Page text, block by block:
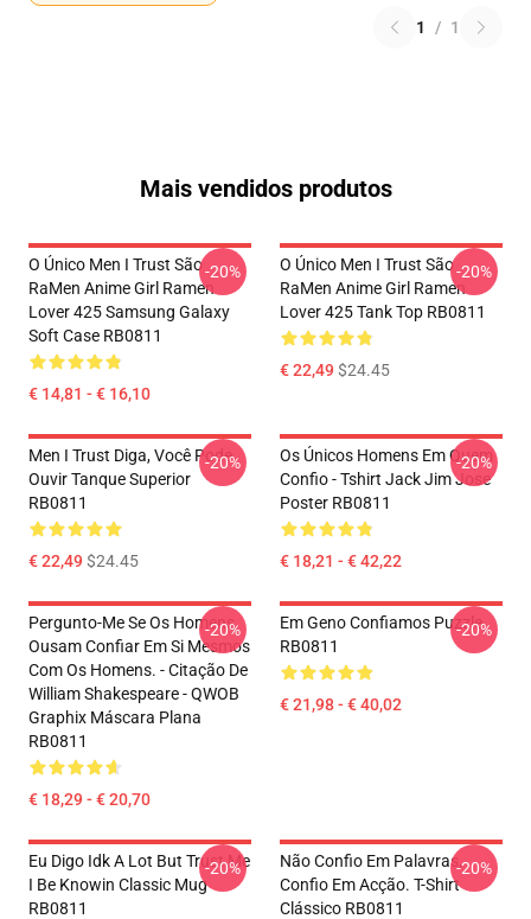
1 / 1
Mais vendidos produtos
O Único Men I Trust São
RaMen Anime Girl Ramen
Lover 425 Samsung Galaxy
Soft Case RB0811
€ 14,81 - € 16,10
-20%
O Único Men I Trust São
RaMen Anime Girl Ramen
Lover 425 Tank Top RB0811
€ 22,49$24.45
-20%
Men I Trust Diga, Você Pode
Ouvir Tanque Superior
RB0811
€ 22,49$24.45
-20%
Os Únicos Homens Em Quem
Confio - Tshirt Jack Jim Jose
Poster RB0811
€ 18,21 - € 42,22
-20%
Pergunto-Me Se Os Homens
Ousam Confiar Em Si Mesmos
Com Os Homens. - Citação De
William Shakespeare - QWOB
Graphix Máscara Plana
RB0811
€ 18,29 - € 20,70
-20%
Em Geno Confiamos Puzzle
RB0811
€ 21,98 - € 40,02
-20%
Eu Digo Idk A Lot But Trust Me
I Be Knowin Classic Mug
RB0811
-20%
Não Confio Em Palavras,
Confio Em Acção. T-Shirt
Clássico RB0811
-20%